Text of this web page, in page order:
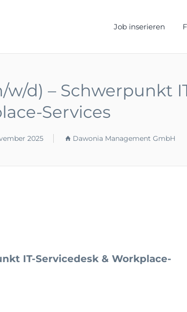
Job inserieren
d) – Schwerpunkt
Services
2025 Dawonia Management GmbH
IT-Servicedesk & Workplace-